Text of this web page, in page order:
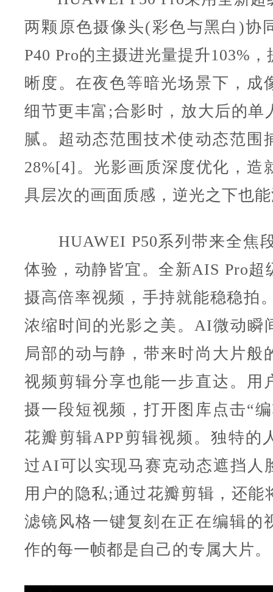
两颗原色摄像头(彩色与黑白)协
P40 Pro的主摄进光量提升103%
晰度。在夜色等暗光场景下，成
细节更丰富;合影时，放大后的单
腻。超动态范围技术使动态范围
28%[4]。光影画质深度优化，造
具层次的画面质感，逆光之下也
HUAWEI P50系列带来全焦
体验，动静皆宜。全新AIS Pro超
摄高倍率视频，手持就能稳稳拍
浓缩时间的光影之美。AI微动瞬
局部的动与静，带来时尚大片般
视频剪辑分享也能一步直达。用
摄一段短视频，打开图库点击“
花瓣剪辑APP剪辑视频。独特的
过AI可以实现马赛克动态遮挡人
用户的隐私;通过花瓣剪辑，还能
滤镜风格一键复刻在正在编辑的
作的每一帧都是自己的专属大片。